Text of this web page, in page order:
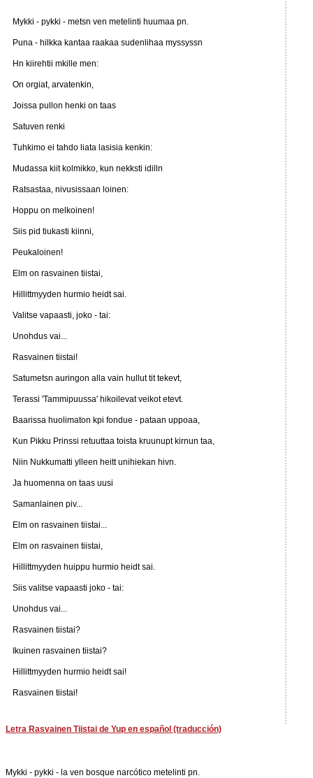
Mykki - pykki - metsn ven metelinti huumaa pn.
Puna - hilkka kantaa raakaa sudenlihaa myssyssn
Hn kiirehtii mkille men:
On orgiat, arvatenkin,
Joissa pullon henki on taas
Satuven renki
Tuhkimo ei tahdo liata lasisia kenkin:
Mudassa kiit kolmikko, kun nekksti idilln
Ratsastaa, nivusissaan loinen:
Hoppu on melkoinen!
Siis pid tiukasti kiinni,
Peukaloinen!
Elm on rasvainen tiistai,
Hillittmyyden hurmio heidt sai.
Valitse vapaasti, joko - tai:
Unohdus vai...
Rasvainen tiistai!
Satumetsn auringon alla vain hullut tit tekevt,
Terassi 'Tammipuussa' hikoilevat veikot etevt.
Baarissa huolimaton kpi fondue - pataan uppoaa,
Kun Pikku Prinssi retuuttaa toista kruunupt kirnun taa,
Niin Nukkumatti ylleen heitt unihiekan hivn.
Ja huomenna on taas uusi
Samanlainen piv...
Elm on rasvainen tiistai...
Elm on rasvainen tiistai,
Hillittmyyden huippu hurmio heidt sai.
Siis valitse vapaasti joko - tai:
Unohdus vai...
Rasvainen tiistai?
Ikuinen rasvainen tiistai?
Hillittmyyden hurmio heidt sai!
Rasvainen tiistai!
Letra Rasvainen Tiistai de Yup en español (traducción)
Mykki - pykki - la ven bosque narcótico metelinti pn.